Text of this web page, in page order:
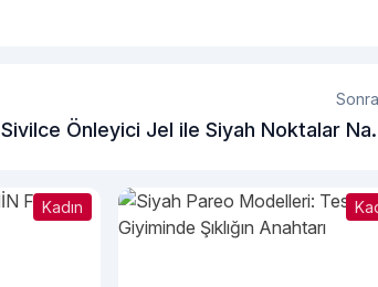
Sivilce Önleyici Jel ile Siyah Noktalar
Kadın